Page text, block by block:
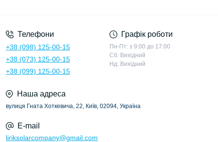
Телефони
+38 (098) 125-00-15
+38 (073) 125-00-15
+38 (099) 125-00-15
Графік роботи
Пн-Пт: з 9:00 до 17:00
Сб: Вихідний
Нд: Вихідний
Наша адреса
вулиця Гната Хоткевича, 22, Київ, 02094, Україна
E-mail
liriksolarcompany@gmail.com